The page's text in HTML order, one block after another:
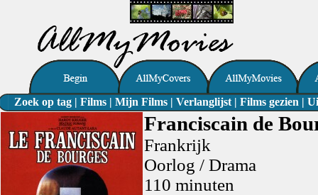
Zoek op tag | Films | Mijn Films | Verlanglijst | Films gezien |
Franciscain de
Frankrijk
Oorlog / Drama
110 minuten